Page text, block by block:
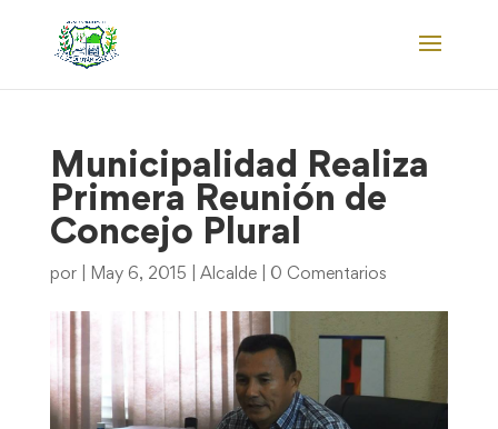
Municipalidad Realiza
Primera Reunión de
Concejo Plural
por May 6, 2015 Alcalde| 0 Comentarios